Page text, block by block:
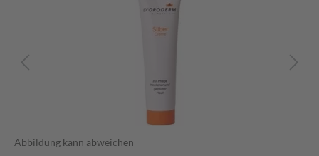
Abbildung kann abweichen